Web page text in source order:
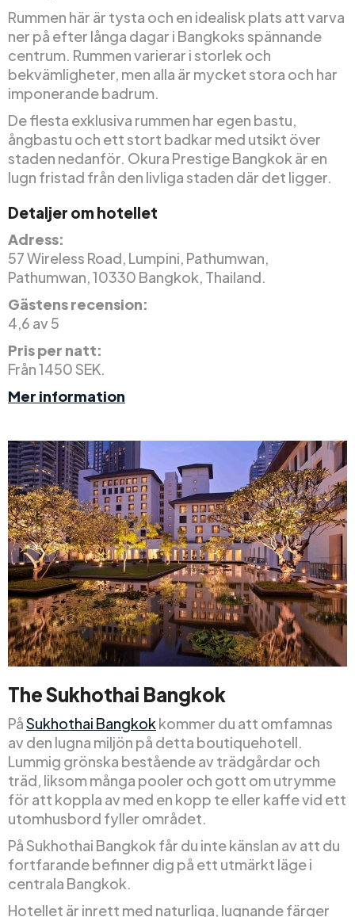
Rummen här är tysta och en idealisk plats att varva
ner på efter långa dagar i Bangkoks spännande
centrum. Rummen varierar i storlek och
bekvämligheter, men alla är mycket stora och har
imponerande badrum.
De flesta exklusiva rummen har egen bastu,
ångbastu och ett stort badkar med utsikt över
staden nedanför. Okura Prestige Bangkok är en
lugn fristad från den livliga staden där det ligger.
Detaljer om hotellet
Adress:
57 Wireless Road, Lumpini, Pathumwan,
Pathumwan, 10330 Bangkok, Thailand.
Gästens recension:
4,6 av 5
Pris per natt:
Från 1450 SEK.
Mer information
The Sukhothai Bangkok
PåSukhothai Bangkok kommer du att omfamnas
av den lugna miljön på detta boutiquehotell.
Lummig grönska bestående av trädgårdar och
träd, liksom många pooler och gott om utrymme
för att koppla av med en kopp te eller kaffe vid ett
utomhusbord fyller området.
På Sukhothai Bangkok får du inte känslan av att du
fortfarande befinner dig på ett utmärkt läge i
centrala Bangkok.
Hotellet är inrett med naturliga, lugnande färger